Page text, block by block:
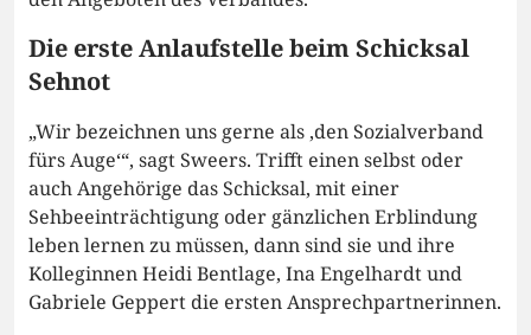
Die erste Anlaufstelle beim Schicksal
Sehnot
„Wir bezeichnen uns gerne als ‚den Sozialverband
fürs Auge‘“, sagt Sweers. Trifft einen selbst oder
auch Angehörige das Schicksal, mit einer
Sehbeeinträchtigung oder gänzlichen Erblindung
leben lernen zu müssen, dann sind sie und ihre
Kolleginnen Heidi Bentlage, Ina Engelhardt und
Gabriele Geppert die ersten Ansprechpartnerinnen.